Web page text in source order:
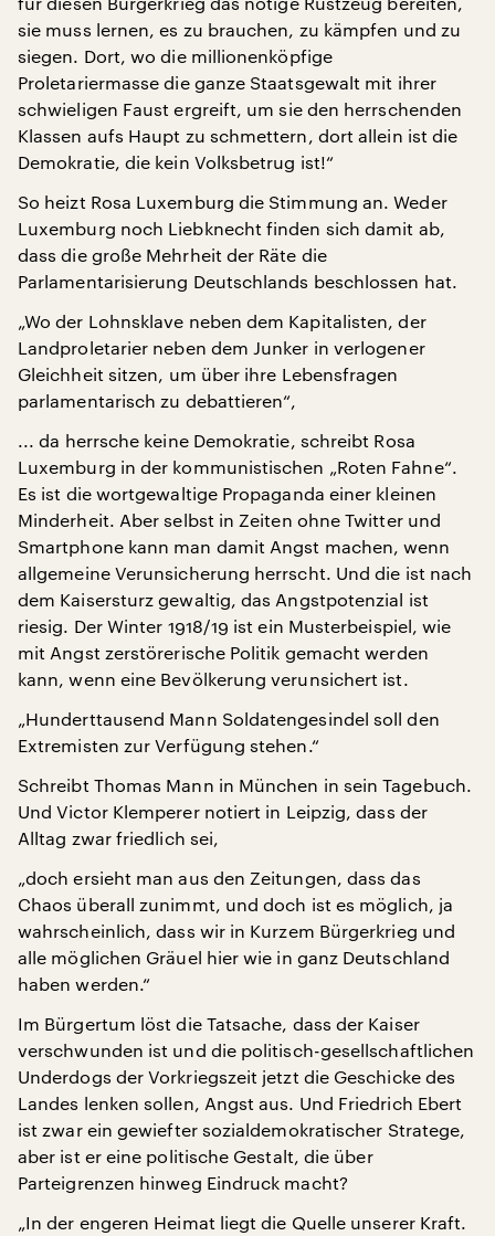
sie muss lernen, es zu brauchen, zu kämpfen und zu
siegen. Dort, wo die millionenköpfige
Proletariermasse die ganze Staatsgewalt mit ihrer
schwieligen Faust ergreift, um sie den herrschenden
Klassen aufs Haupt zu schmettern, dort allein ist die
Demokratie, die kein Volksbetrug ist!“
So heizt Rosa Luxemburg die Stimmung an. Weder
Luxemburg noch Liebknecht finden sich damit ab,
dass die große Mehrheit der Räte die
Parlamentarisierung Deutschlands beschlossen hat.
„Wo der Lohnsklave neben dem Kapitalisten, der
Landproletarier neben dem Junker in verlogener
Gleichheit sitzen, um über ihre Lebensfragen
parlamentarisch zu debattieren“,
... da herrsche keine Demokratie, schreibt Rosa
Luxemburg in der kommunistischen „Roten Fahne“.
Es ist die wortgewaltige Propaganda einer kleinen
Minderheit. Aber selbst in Zeiten ohne Twitter und
Smartphone kann man damit Angst machen, wenn
allgemeine Verunsicherung herrscht. Und die ist nach
dem Kaisersturz gewaltig, das Angstpotenzial ist
riesig. Der Winter 1918/19 ist ein Musterbeispiel, wie
mit Angst zerstörerische Politik gemacht werden
kann, wenn eine Bevölkerung verunsichert ist.
„Hunderttausend Mann Soldatengesindel soll den
Extremisten zur Verfügung stehen.“
Schreibt Thomas Mann in München in sein Tagebuch.
Und Victor Klemperer notiert in Leipzig, dass der
Alltag zwar friedlich sei,
„doch ersieht man aus den Zeitungen, dass das
Chaos überall zunimmt, und doch ist es möglich, ja
wahrscheinlich, dass wir in Kurzem Bürgerkrieg und
alle möglichen Gräuel hier wie in ganz Deutschland
haben werden.“
Im Bürgertum löst die Tatsache, dass der Kaiser
verschwunden ist und die politisch-gesellschaftlichen
Underdogs der Vorkriegszeit jetzt die Geschicke des
Landes lenken sollen, Angst aus. Und Friedrich Ebert
ist zwar ein gewiefter sozialdemokratischer Stratege,
aber ist er eine politische Gestalt, die über
Parteigrenzen hinweg Eindruck macht?
„In der engeren Heimat liegt die Quelle unserer Kraft.